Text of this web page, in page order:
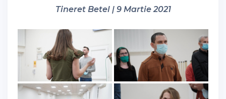
Tineret Betel | 9 Martie 2021